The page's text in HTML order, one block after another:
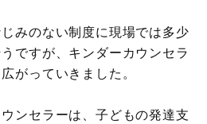
みのない制度に現場では多少
ですが、キンダーカウンセラ
がっていきました。
ンセラーは、子どもの発達支